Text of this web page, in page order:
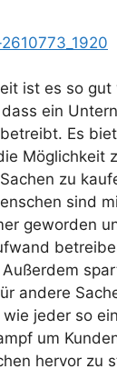
ist es so gut
ein
Es
Möglichkeit
zu
sind
geworden
andere
jeder so
um
hervor zu